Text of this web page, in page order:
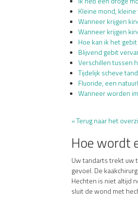
Kleine mond,
Wanneer krijgen
Wanneer krijgen
Hoe kan ik het
Blijvend gebit
Verschillen tussen
Tijdelijk scheve
Fluoride, een
Wanneer worden
« Terug naar het
Hoe wordt
Uw tandarts trekt uw
gevoel. De
Hechten is niet altijd
sluit de wond met